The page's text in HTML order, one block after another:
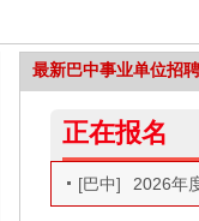
最新巴中事业单位招
正在报名
[巴中] 2026年